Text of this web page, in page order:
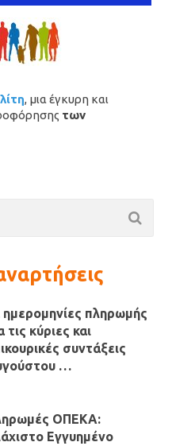
, μια έγκυρη και
των
ημερομηνίες πληρωμής
τις κύριες και
συντάξεις
…
ΟΠΕΚΑ:
Εγγυημένο